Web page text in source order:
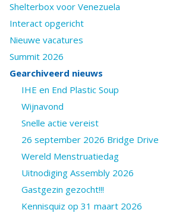
Shelterbox voor Venezuela
Interact opgericht
Nieuwe vacatures
Summit 2026
Gearchiveerd nieuws
IHE en End Plastic Soup
Wijnavond
Snelle actie vereist
26 september 2026 Bridge Drive
Wereld Menstruatiedag
Uitnodiging Assembly 2026
Gastgezin gezocht!!!
Kennisquiz op 31 maart 2026